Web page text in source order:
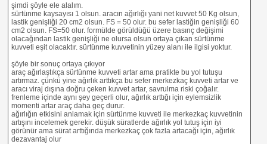
şimdi şöyle ele alalım.
sürtünme kaysayısı 1 olsun. aracın ağırlığı yani net kuvvet 50 Kg olsun,
lastik genişliği 20 cm2 olsun. FS = 50 olur. bu sefer lastiğin genişliği 60
cm2 olsun. FS=50 olur. formülde görüldüğü üzere basınç değişimi
olacağından lastik genişliği ne olursa olsun ortaya çıkan sürtünme
kuvveti eşit olacaktır. sürtünme kuvvetinin yüzey alanı ile ilgisi yoktur.
şöyle bir sonuç ortaya çıkıyor
araç ağırlaştıkça sürtünme kuvveti artar ama pratikte bu yol tutuşu
artırmaz. çünkü yine ağırlık arttıkça bu sefer merkezkaç kuvveti artar ve
aracı viraj dışına doğru çeken kuvvet artar, savrulma riski çoğalır.
frenleme içinde aynı şey geçerli olur, ağırlık arttığı için eylemsizlik
momenti artar araç daha geç durur.
ağırlığın etkisini anlamak için sürtünme kuvveti ile merkezkaç kuvvetinin
artışını incelemek gerekir. düşük süratlerde ağırlık yol tutuş için iyi
görünür ama sürat arttığında merkezkaç çok fazla artacağı için, ağırlık
dezavantaj olur